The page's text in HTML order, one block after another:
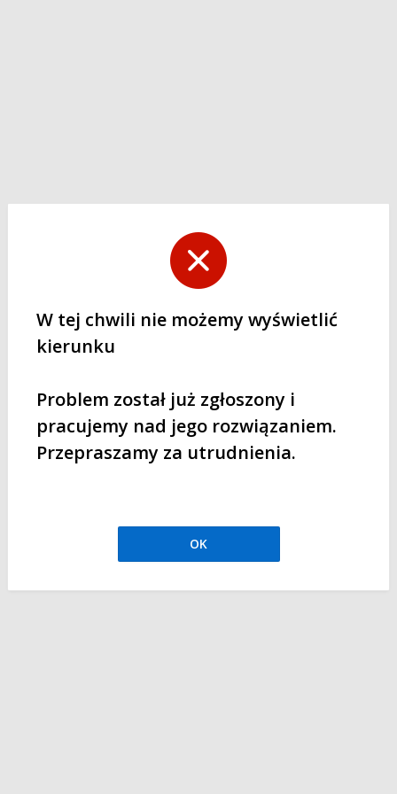
W tej chwili nie możemy wyświetlić
kierunku
Problem został już zgłoszony i
pracujemy nad jego rozwiązaniem.
Przepraszamy za utrudnienia.
OK